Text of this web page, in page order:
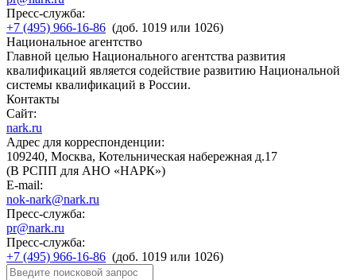
Пресс-служба:
+7 (495) 966-16-86 (доб. 1019 или 1026)
Национальное агентство
Главной целью Национального агентства развития
квалификаций является содействие развитию Национальной
системы квалификаций в России.
Контакты
Сайт:
nark.ru
Адрес для корреспонденции:
109240, Москва, Котельническая набережная д.17
(В РСПП для АНО «НАРК»)
E-mail:
nok-nark@nark.ru
Пресс-служба:
pr@nark.ru
Пресс-служба:
+7 (495) 966-16-86 (доб. 1019 или 1026)